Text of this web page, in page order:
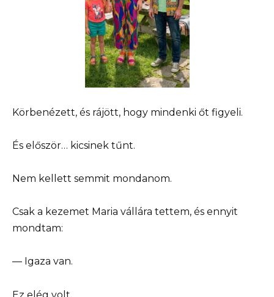
Körbenézett, és rájött, hogy mindenki őt figyeli.
És először… kicsinek tűnt.
Nem kellett semmit mondanom.
Csak a kezemet Maria vállára tettem, és ennyit
mondtam:
— Igaza van.
Ez elég volt.